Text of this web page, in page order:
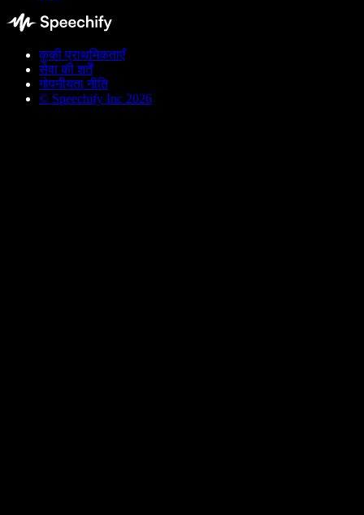
कुकी प्राथमिकताएँ
सेवा की शर्तें
गोपनीयता नीति
© Speechify Inc 2026